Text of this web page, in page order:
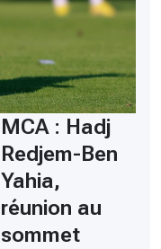
MCA : Hadj
Redjem-Ben
Yahia,
réunion au
sommet